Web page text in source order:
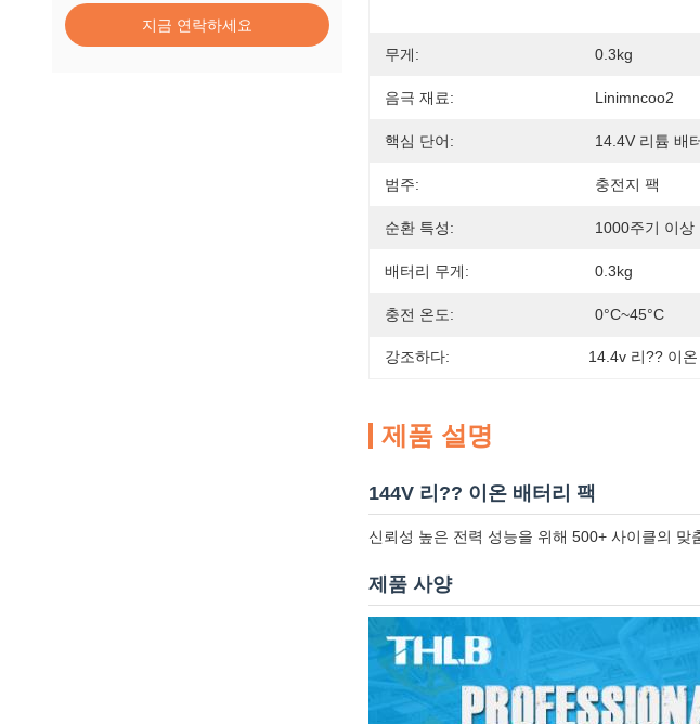
지금 연락하세요
무게: 0.3kg
음극 재료: Linimncoo2
핵심 단어: 14.4V 리튬 배
범주: 충전지 팩
순환 특성: 1000주기 이상
배터리 무게: 0.3kg
충전 온도: 0°C~45°C
강조하다: 14.4v 리?? 이
제품 설명
144V 리?? 이온 배터리 팩
신뢰성 높은 전력 성능을 위해 500+ 사이클의 맞
제품 사양